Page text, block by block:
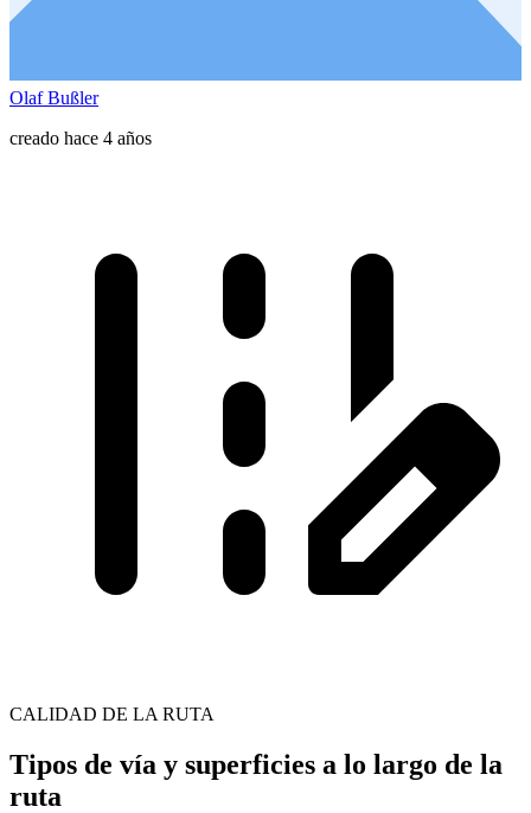
Olaf Bußler
creado hace 4 años
CALIDAD DE LA RUTA
Tipos de vía y superficies a lo largo de la
ruta